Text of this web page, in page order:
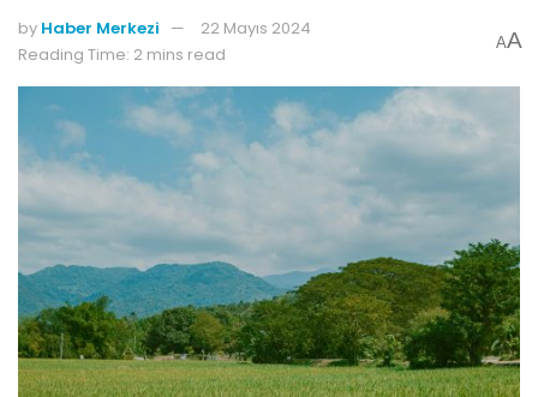
by Haber Merkezi
22 Mayıs 2024
Reading Time: 2 mins read
AA